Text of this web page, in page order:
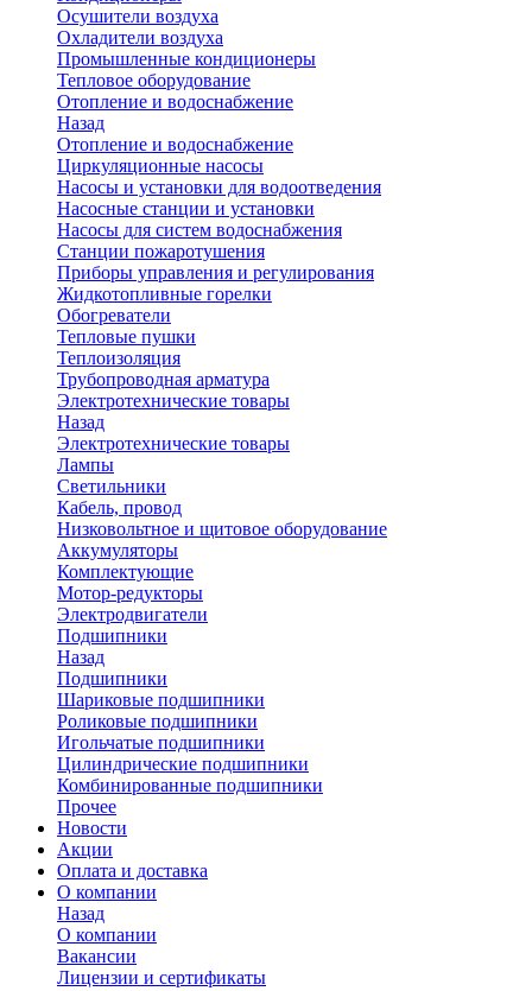
Осушители воздуха
Охладители воздуха
Промышленные кондиционеры
Тепловое оборудование
Отопление и водоснабжение
Назад
Отопление и водоснабжение
Циркуляционные насосы
Насосы и установки для водоотведения
Насосные станции и установки
Насосы для систем водоснабжения
Станции пожаротушения
Приборы управления и регулирования
Жидкотопливные горелки
Обогреватели
Тепловые пушки
Теплоизоляция
Трубопроводная арматура
Электротехнические товары
Назад
Электротехнические товары
Лампы
Светильники
Кабель, провод
Низковольтное и щитовое оборудование
Аккумуляторы
Комплектующие
Мотор-редукторы
Электродвигатели
Подшипники
Назад
Подшипники
Шариковые подшипники
Роликовые подшипники
Игольчатые подшипники
Цилиндрические подшипники
Комбинированные подшипники
Прочее
Новости
Акции
Оплата и доставка
О компании
Назад
О компании
Вакансии
Лицензии и сертификаты